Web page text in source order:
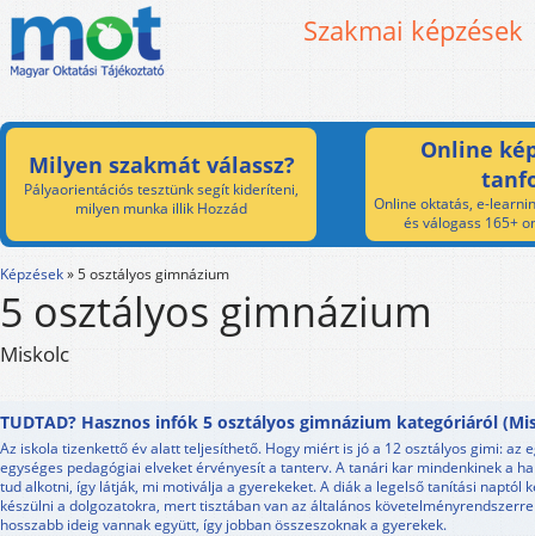
Szakmai képzések
Milyen szakmát válassz?
Pályaorientációs tesztünk segít kideríteni,
milyen munka illik Hozzád
Online
Online oktatás, e-
és válogass 165+
Képzések»5 osztályos gimnázium
5 osztályos gimnázium
Miskolc
TUDTAD? Hasznos infók 5 osztályos gimnázium kategóriáról
Az iskola tizenkettő év alatt teljesíthető. Hogy miért is jó a 12 osztályos gimi: az
egységes pedagógiai elveket érvényesít a tanterv. A tanári kar mindenkinek a
tud alkotni, így látják, mi motiválja a gyerekeket. A diák a legelső tanítási naptól
készülni a dolgozatokra, mert tisztában van az általános
hosszabb ideig vannak együtt, így jobban összeszoknak a gyerekek.